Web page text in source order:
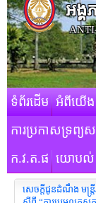
អង្
ទំព័រដើម អំពីយើង
ការប្រកាសទ្រព្
ក.វ.ត.ផ យោបល់
សេចក្តីជូនដំណឹង មន្ត្